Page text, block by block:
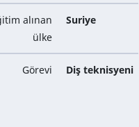
alınan
ülke
Suriye
Görevi Diş teknisyeni